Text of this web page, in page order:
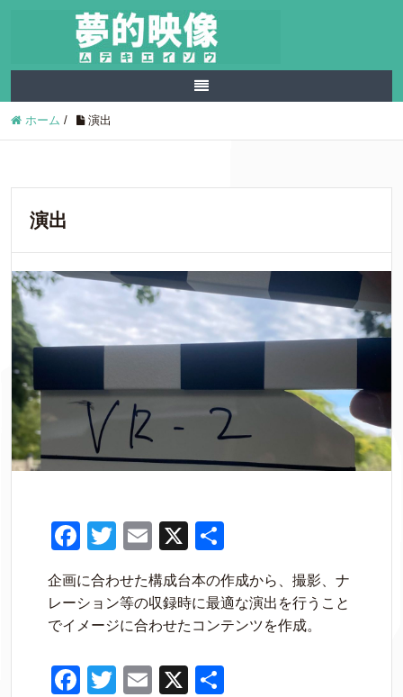
ホーム / 演出
演出
F
c
e
o
T
tt
er
E
m
ail
X
有
企画に合わせた構成台本の作成から、撮影、ナ
レーション等の収録時に最適な演出を行うこと
でイメージに合わせたコンテンツを作成。
F
T
E
X